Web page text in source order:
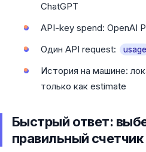
ChatGPT
API-key spend: OpenAI
Один API request:
usage
История на машине:
только как estimate
Быстрый ответ:
правильный счетчик